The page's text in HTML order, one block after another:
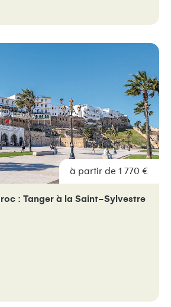
à partir de 1 770 €
: Tanger à la Saint-Sylvestre